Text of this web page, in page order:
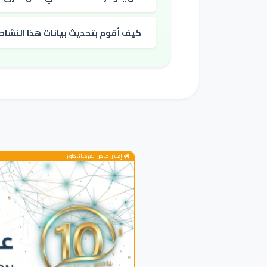
كيف أقوم بتحديث بيانات هذا
إعلان خاص بمرحباناظور